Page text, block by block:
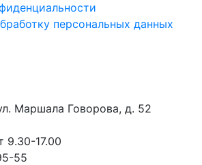
персональных данных
Маршала Говорова, д. 52
9.30-17.00
55